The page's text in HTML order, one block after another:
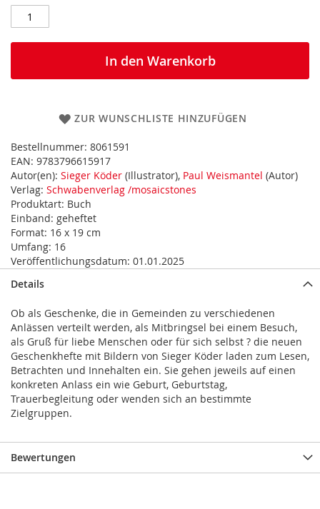
In den Warenkorb
ZUR WUNSCHLISTE HINZUFÜGEN
Bestellnummer: 8061591
EAN: 9783796615917
Autor(en): Sieger Köder (Illustrator), Paul Weismantel (Autor)
Verlag: Schwabenverlag /mosaicstones
Produktart: Buch
Einband: geheftet
Format: 16 x 19 cm
Umfang: 16
Veröffentlichungsdatum: 01.01.2025
Details
Ob als Geschenke, die in Gemeinden zu verschiedenen
Anlässen verteilt werden, als Mitbringsel bei einem Besuch,
als Gruß für liebe Menschen oder für sich selbst ? die neuen
Geschenkhefte mit Bildern von Sieger Köder laden zum Lesen,
Betrachten und Innehalten ein. Sie gehen jeweils auf einen
konkreten Anlass ein wie Geburt, Geburtstag,
Trauerbegleitung oder wenden sich an bestimmte
Zielgruppen.
Bewertungen